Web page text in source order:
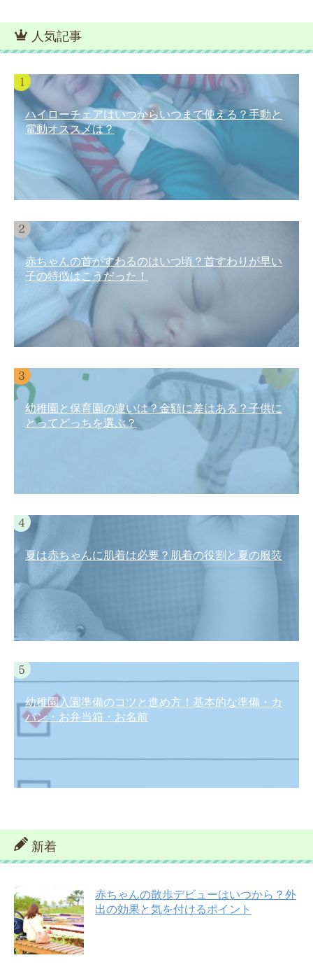
人気記事
ハイローチェアはいつからいつまで使える？手動と
電動オススメは？
赤ちゃんの首がすわるのはいつ頃？首すわりが早い
子の特徴はこうだった！
幼稚園と保育園の違いは？金額に差はある？子供に
とってどっちを選ぶ？
夏は赤ちゃんに肌着は必要？肌着の役割と夏の服装
幼稚園入園準備のコツと進め方！基本的な準備・カ
バン・お弁当箱・お名前
新着
赤ちゃんの散歩デビューはいつから？外
出の効果と気を付けるポイント